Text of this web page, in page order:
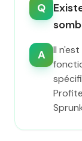
Q
A
Il